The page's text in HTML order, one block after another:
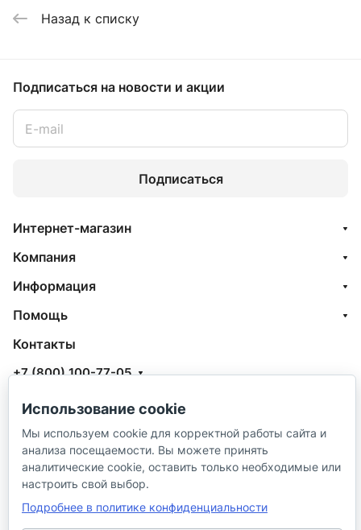
Назад к списку
Подписаться на новости и акции
Подписаться
Интернет-магазин
Компания
Информация
Помощь
Контакты
+7 (800) 100-77-05
info@aquatehnik.com
г. Краснодар (Центр),
ул. Чкалова, 167
Использование cookie
Мы используем cookie для корректной работы сайта и
анализа посещаемости. Вы можете принять
аналитические cookie, оставить только необходимые или
настроить свой выбор.
Подробнее в политике конфиденциальности